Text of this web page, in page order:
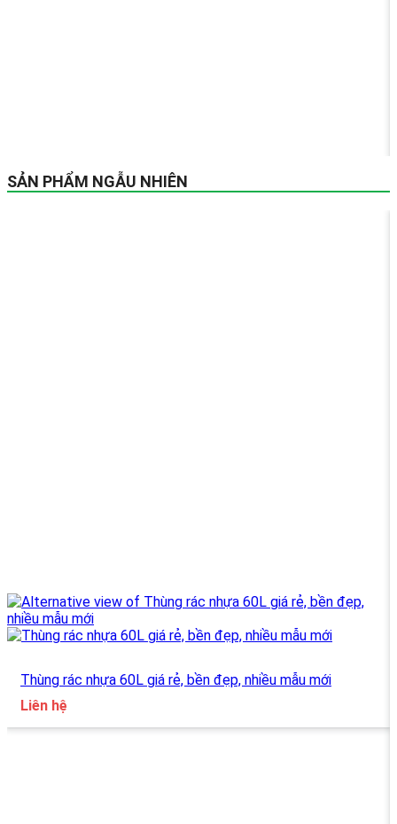
SẢN PHẨM NGẪU NHIÊN
Thùng rác nhựa 60L giá rẻ, bền đẹp, nhiều mẫu mới
Liên hệ